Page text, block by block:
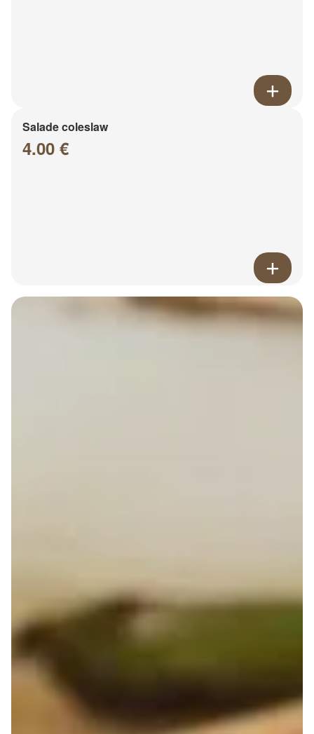
Salade coleslaw
4.00 €